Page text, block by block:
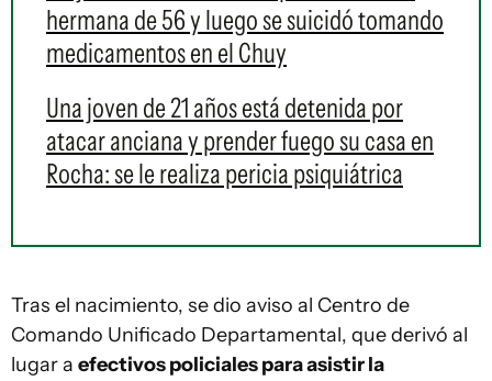
hermana de 56 y luego se suicidó tomando
medicamentos en el Chuy
Una joven de 21 años está detenida por
atacar anciana y prender fuego su casa en
Rocha: se le realiza pericia psiquiátrica
Tras el nacimiento, se dio aviso al Centro de
Comando Unificado Departamental, que derivó al
lugar a efectivos policiales para asistir la